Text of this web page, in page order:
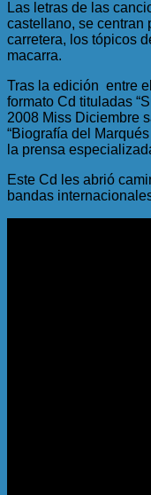
Las letras de las
castellano, se centran
carretera, los tópicos
macarra.
Tras la edición entre
formato Cd tituladas
2008 Miss Diciembre
“Biografía del
la prensa
Este Cd les abrió
bandas